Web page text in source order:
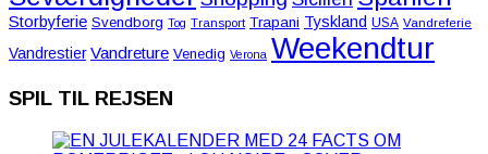
Storbyferie Svendborg Tog Transport Trapani Tyskland USA Vandreferie
Vandrestier Vandreture Venedig Verona Weekendtur
SPIL TIL REJSEN